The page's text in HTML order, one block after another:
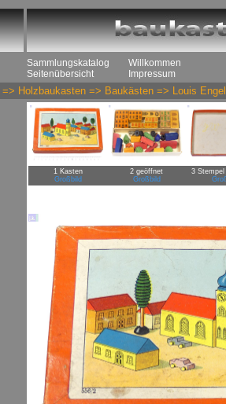
Sammlungskatalog
Seitenübersicht
Willkommen
Impressum
=> Holzbaukasten => Baukästen => Louis
1 Kasten
Großbild
2 geöffnet
Großbild
3